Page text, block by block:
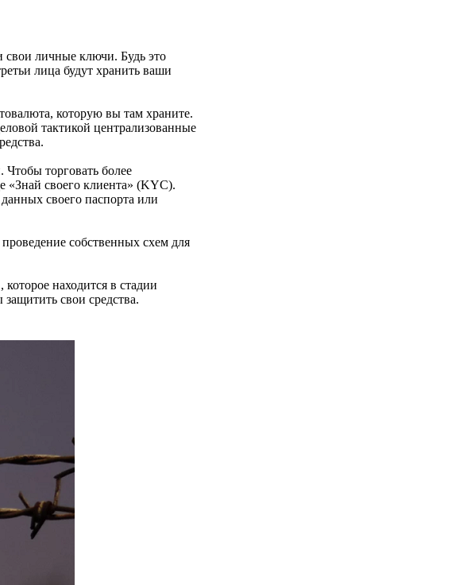
свои личные ключи. Будь это
лица будут хранить ваши
которую вы там храните.
тактикой централизованные
торговать более
своего клиента» (KYC).
своего паспорта или
собственных схем для
, которое находится в стадии
свои средства.